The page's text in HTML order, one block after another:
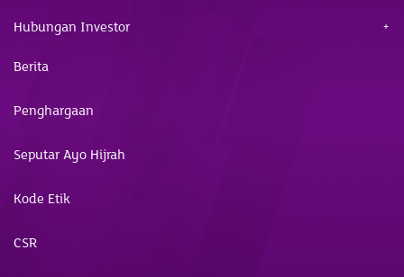
Hubungan Investor
Berita
Penghargaan
Seputar Ayo Hijrah
Kode Etik
CSR